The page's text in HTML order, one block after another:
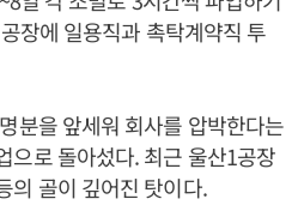
장에 일용직과 촉탁계약직 투
분을 앞세워 회사를 압박한다는
으로 돌아섰다. 최근 울산1공장
의 골이 깊어진 탓이다.